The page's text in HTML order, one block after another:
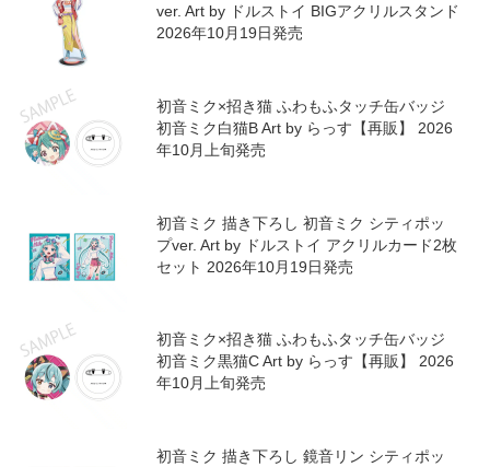
ver. Art by ドルストイ BIGアクリルスタンド
2026年10月19日発売
初音ミク×招き猫 ふわもふタッチ缶バッジ
初音ミク白猫B Art by らっす【再販】 2026
年10月上旬発売
初音ミク 描き下ろし 初音ミク シティポッ
プver. Art by ドルストイ アクリルカード2枚
セット 2026年10月19日発売
初音ミク×招き猫 ふわもふタッチ缶バッジ
初音ミク黒猫C Art by らっす【再販】 2026
年10月上旬発売
初音ミク 描き下ろし 鏡音リン シティポッ